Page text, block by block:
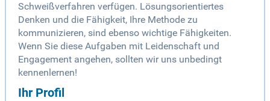
Schweißverfahren verfügen. Lösungsorientiertes
Denken und die Fähigkeit, Ihre Methode zu
kommunizieren, sind ebenso wichtige Fähigkeiten.
Wenn Sie diese Aufgaben mit Leidenschaft und
Engagement angehen, sollten wir uns unbedingt
kennenlernen!
Ihr Profil